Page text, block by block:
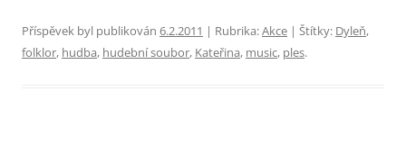
Příspěvek byl publikován 6.2.2011 | Rubrika:Akce | Štítky: Dyleň,
folklor, hudba, hudební soubor, Kateřina, music, ples.